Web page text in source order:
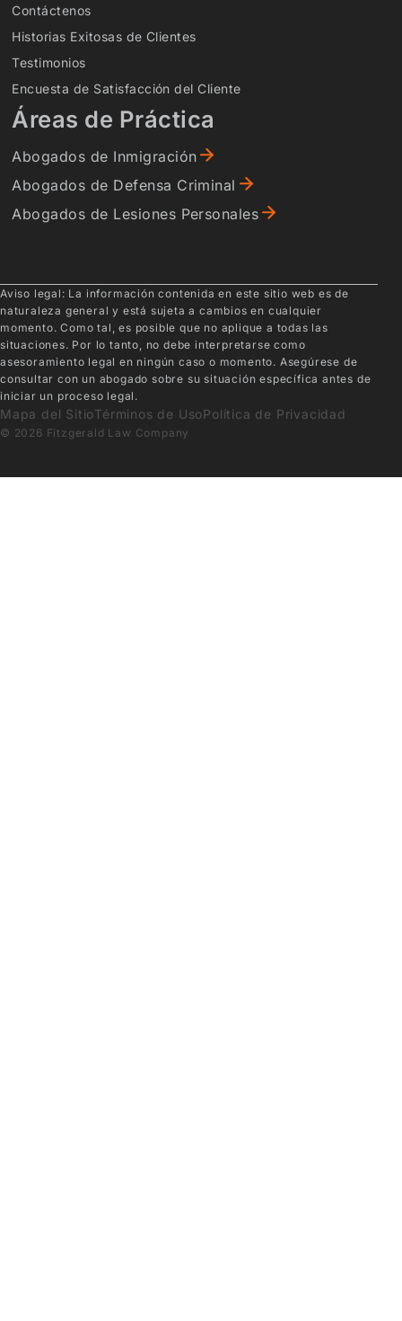
Contáctenos
Historias Exitosas de Clientes
Testimonios
Encuesta de Satisfacción del Cliente
Áreas de Práctica
Abogados de Inmigración
Abogados de Defensa Criminal
Abogados de Lesiones Personales
Aviso legal: La información contenida en este sitio web es de
naturaleza general y está sujeta a cambios en cualquier
momento. Como tal, es posible que no aplique a todas las
situaciones. Por lo tanto, no debe interpretarse como
asesoramiento legal en ningún caso o momento. Asegúrese de
consultar con un abogado sobre su situación específica antes de
iniciar un proceso legal.
Mapa del SitioTérminos de UsoPolítica de Privacidad
© 2026 Fitzgerald Law Company